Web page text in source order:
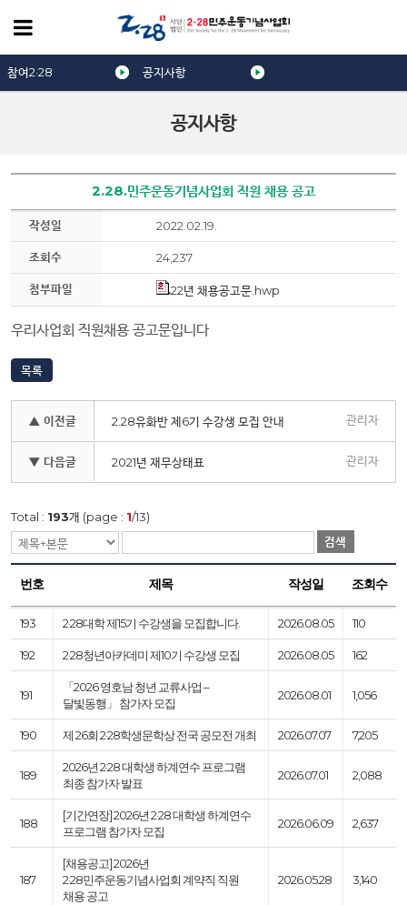
공지사항
참여2·28 공지사항
2.28.민주운동기념사업회 직원 채용 공고
작성일 2022.02.19.
조회수 24,237
첨부파일 22년 채용공고문.hwp
우리사업회 직원채용 공고문입니다
목록
▲ 이전글 2.28유화반 제6기 수강생 모집 안내 관리자
▼ 다음글 2021년 재무상태표 관리자
Total : 193개 (page : 1/13)
검색
번호 제목 작성일 조회수
193 2·28대학 제15기 수강생을 모집합니다. 2026.08.05 110
192 2·28청년아카데미 제10기 수강생 모집 2026.08.05 162
191
「2026 영호남 청년 교류사업 –
달빛동행」 참가자 모집
2026.08.01 1,056
190 제 26회 2·28학생문학상 전국 공모전 개최 2026.07.07 7,205
189
2026년 2·28 대학생 하계연수 프로그램
최종 참가자 발표
2026.07.01 2,088
188
[기간연장] 2026년 2·28 대학생 하계연수
프로그램 참가자 모집
2026.06.09 2,637
187
[채용공고] 2026년
2·28민주운동기념사업회 계약직 직원
채용 공고
2026.05.28 3,140